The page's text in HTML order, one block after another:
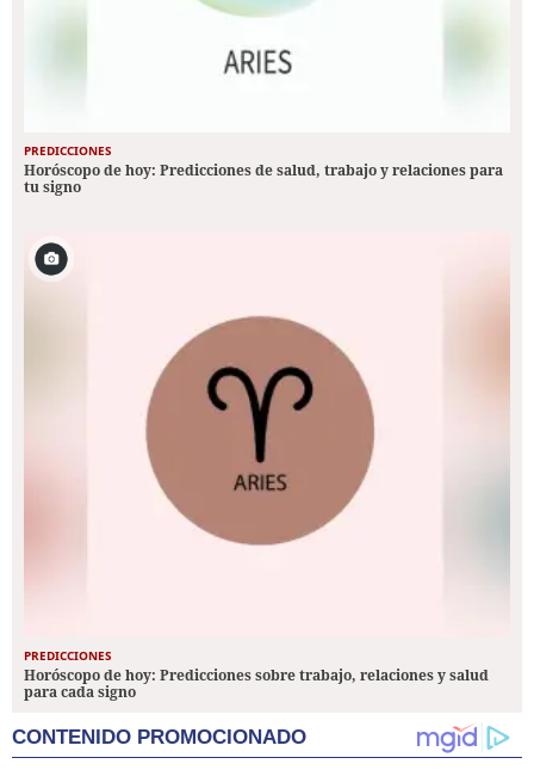
PREDICCIONES
Horóscopo de hoy: Predicciones de salud, trabajo y relaciones para
tu signo
PREDICCIONES
Horóscopo de hoy: Predicciones sobre trabajo, relaciones y salud
para cada signo
CONTENIDO PROMOCIONADO